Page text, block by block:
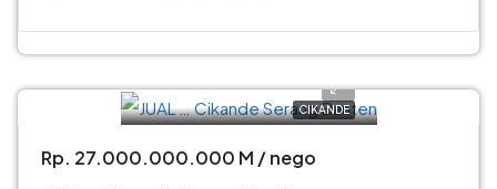
CIKANDE
Rp. 27.000.000.000 M / nego